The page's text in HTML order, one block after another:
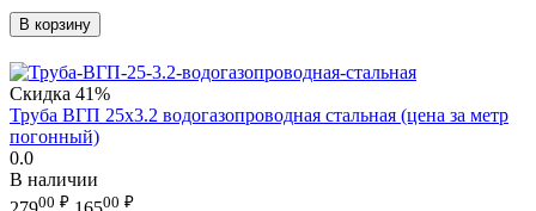
В корзину
Скидка 41%
Труба ВГП 25х3.2 водогазопроводная стальная (цена за метр
погонный)
0.0
В наличии
00 ₽ 00 ₽